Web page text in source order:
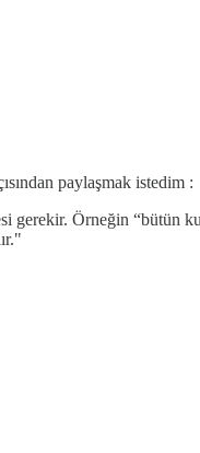
paylaşmak istedim :
gerekir. Örneğin “bütün